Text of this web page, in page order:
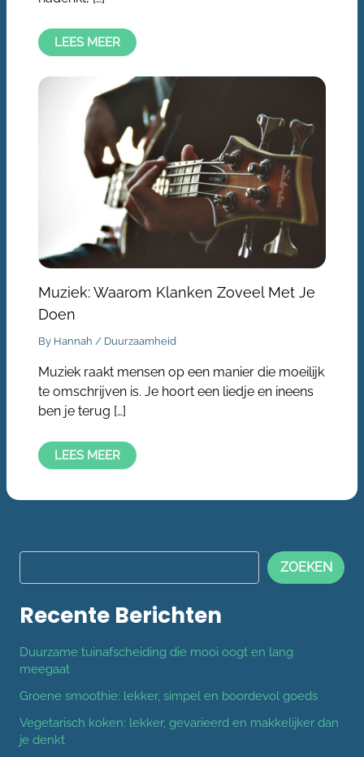
LEES MEER
Muziek: Waarom Klanken Zoveel Met Je
Doen
By Hannah/ Duurzaamheid
Muziek raakt mensen op een manier die moeilijk
te omschrijven is. Je hoort een liedje en ineens
ben je terug […]
LEES MEER
ZOEKEN
Recente Berichten
Duurzame tuinafscheiding die mooi oogt en lang
meegaat
Groene smoothie: lekker, simpel en boordevol goeds
Vegetarisch koken: lekker, gevarieerd en makkelijker dan
je denkt